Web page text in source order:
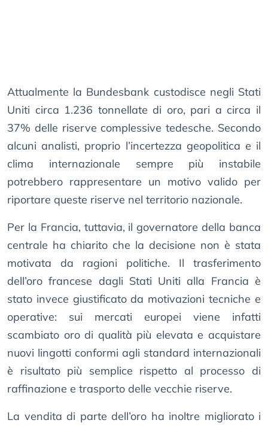
Attualmente la Bundesbank custodisce negli Stati
Uniti circa 1.236 tonnellate di oro, pari a circa il
37% delle riserve complessive tedesche. Secondo
alcuni analisti, proprio l’incertezza geopolitica e il
clima internazionale sempre più instabile
potrebbero rappresentare un motivo valido per
riportare queste riserve nel territorio nazionale.
Per la Francia, tuttavia, il governatore della banca
centrale ha chiarito che la decisione non è stata
motivata da ragioni politiche. Il trasferimento
dell’oro francese dagli Stati Uniti alla Francia è
stato invece giustificato da motivazioni tecniche e
operative: sui mercati europei viene infatti
scambiato oro di qualità più elevata e acquistare
nuovi lingotti conformi agli standard internazionali
è risultato più semplice rispetto al processo di
raffinazione e trasporto delle vecchie riserve.
La vendita di parte dell’oro ha inoltre migliorato i